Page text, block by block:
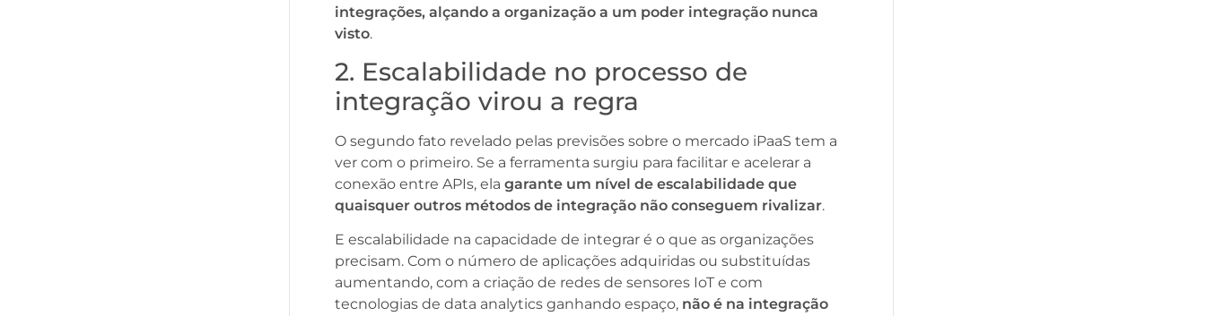
integrações, alçando a organização a um poder integração nunca
visto.
2. Escalabilidade no processo de
integração virou a regra
O segundo fato revelado pelas previsões sobre o mercado iPaaS tem a
ver com o primeiro. Se a ferramenta surgiu para facilitar e acelerar a
conexão entre APIs, elagarante um nível de escalabilidade que
quaisquer outros métodos de integração não conseguem rivalizar.
E escalabilidade na capacidade de integrar é o que as organizações
precisam. Com o número de aplicações adquiridas ou substituídas
aumentando, com a criação de redes de sensores IoT e com
tecnologias de data analytics ganhando espaço, não é na integração